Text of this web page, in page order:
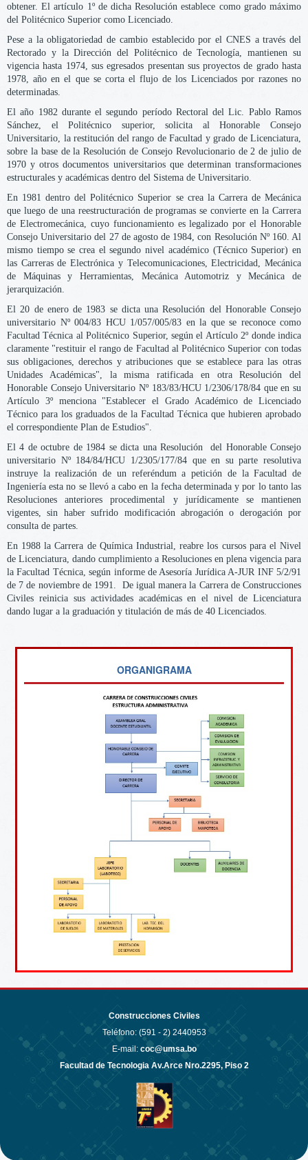
obtener. El artículo 1º de dicha Resolución establece como grado máximo
del Politécnico Superior como Licenciado.
Pese a la obligatoriedad de cambio establecido por el CNES a través del
Rectorado y la Dirección del Politécnico de Tecnología, mantienen su
vigencia hasta 1974, sus egresados presentan sus proyectos de grado hasta
1978, año en el que se corta el flujo de los Licenciados por razones no
determinadas.
El año 1982 durante el segundo período Rectoral del Lic. Pablo Ramos
Sánchez, el Politécnico superior, solicita al Honorable Consejo
Universitario, la restitución del rango de Facultad y grado de Licenciatura,
sobre la base de la Resolución de Consejo Revolucionario de 2 de julio de
1970 y otros documentos universitarios que determinan transformaciones
estructurales y académicas dentro del Sistema de Universitario.
En 1981 dentro del Politécnico Superior se crea la Carrera de Mecánica
que luego de una reestructuración de programas se convierte en la Carrera
de Electromecánica, cuyo funcionamiento es legalizado por el Honorable
Consejo Universitario del 27 de agosto de 1984, con Resolución Nº 160. Al
mismo tiempo se crea el segundo nivel académico (Técnico Superior) en
las Carreras de Electrónica y Telecomunicaciones, Electricidad, Mecánica
de Máquinas y Herramientas, Mecánica Automotriz y Mecánica de
jerarquización.
El 20 de enero de 1983 se dicta una Resolución del Honorable Consejo
universitario Nº 004/83 HCU 1/057/005/83 en la que se reconoce como
Facultad Técnica al Politécnico Superior, según el Artículo 2º donde indica
claramente "restituir el rango de Facultad al Politécnico Superior con todas
sus obligaciones, derechos y atribuciones que se establece para las otras
Unidades Académicas", la misma ratificada en otra Resolución del
Honorable Consejo Universitario Nº 183/83/HCU 1/2306/178/84 que en su
Artículo 3º menciona "Establecer el Grado Académico de Licenciado
Técnico para los graduados de la Facultad Técnica que hubieren aprobado
el correspondiente Plan de Estudios".
El 4 de octubre de 1984 se dicta una Resolución del Honorable Consejo
universitario Nº 184/84/HCU 1/2305/177/84 que en su parte resolutiva
instruye la realización de un referéndum a petición de la Facultad de
Ingeniería esta no se llevó a cabo en la fecha determinada y por lo tanto las
Resoluciones anteriores procedimental y jurídicamente se mantienen
vigentes, sin haber sufrido modificación abrogación o derogación por
consulta de partes.
En 1988 la Carrera de Química Industrial, reabre los cursos para el Nivel
de Licenciatura, dando cumplimiento a Resoluciones en plena vigencia para
la Facultad Técnica, según informe de Asesoría Jurídica A-JUR INF 5/2/91
de 7 de noviembre de 1991. De igual manera la Carrera de Construcciones
Civiles reinicia sus actividades académicas en el nivel de Licenciatura
dando lugar a la graduación y titulación de más de 40 Licenciados.
ORGANIGRAMA
Construcciones Civiles
Teléfono: (591 - 2) 2440953
E-mail: coc@umsa.bo
Facultad de Tecnologia Av.Arce Nro.2295, Piso 2